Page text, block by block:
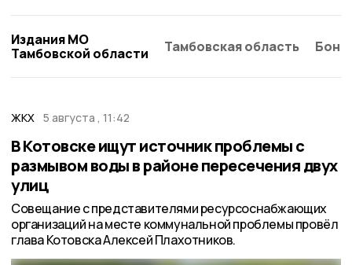
Издания МО
Тамбовской области
Тамбовская область
ЖКХ 5 августа , 11:42
В Котовске ищут источник проблемы с
размывом воды в районе пересечения двух
улиц
Совещание с представителями ресурсоснабжающих
организаций на месте коммунальной проблемы провёл
глава Котовска Алексей Плахотников.